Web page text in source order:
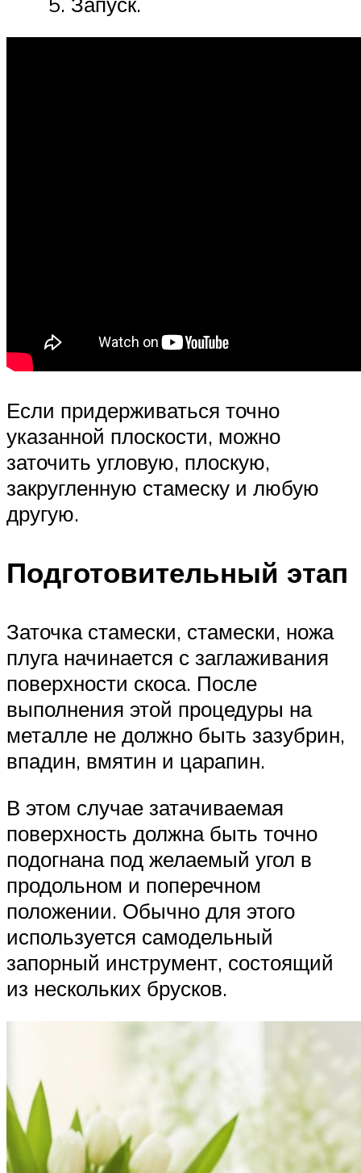
Если придерживаться точно
указанной плоскости, можно
заточить угловую, плоскую,
закругленную стамеску и любую
другую.
Подготовительный этап
Заточка стамески, стамески, ножа
плуга начинается с заглаживания
поверхности скоса. После
выполнения этой процедуры на
металле не должно быть зазубрин,
впадин, вмятин и царапин.
В этом случае затачиваемая
поверхность должна быть точно
подогнана под желаемый угол в
продольном и поперечном
положении. Обычно для этого
используется самодельный
запорный инструмент, состоящий
из нескольких брусков.